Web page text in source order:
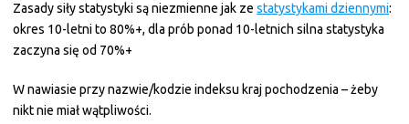
Zasady siły statystyki są niezmienne jak ze statystykami dziennymi:
okres 10-letni to 80%+, dla prób ponad 10-letnich silna statystyka
zaczyna się od 70%+
W nawiasie przy nazwie/kodzie indeksu kraj pochodzenia – żeby
nikt nie miał wątpliwości.